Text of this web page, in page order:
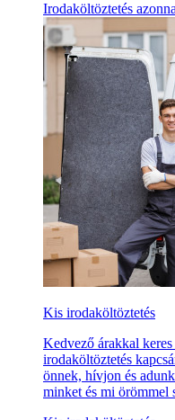
Irodaköltöztetés
Kis irodaköltöztetés
Kedvező árakkal
irodaköltöztetés
önnek, hívjon és
minket és mi örömmel